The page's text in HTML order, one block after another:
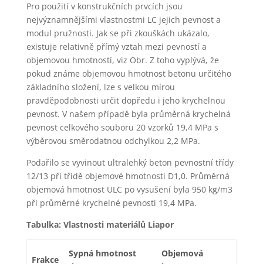
Pro použití v konstrukčních prvcích jsou
nejvýznamnějšími vlastnostmi LC jejich pevnost a
modul pružnosti. Jak se při zkouškách ukázalo,
existuje relativně přímý vztah mezi pevností a
objemovou hmotností, viz Obr. Z toho vyplývá, že
pokud známe objemovou hmotnost betonu určitého
základního složení, lze s velkou mírou
pravděpodobnosti určit dopředu i jeho krychelnou
pevnost. V našem případě byla průměrná krychelná
pevnost celkového souboru 20 vzorků 19,4 MPa s
výběrovou směrodatnou odchylkou 2,2 MPa.
Podařilo se vyvinout ultralehký beton pevnostní třídy
12/13 při třídě objemové hmotnosti D1,0. Průměrná
objemová hmotnost ULC po vysušení byla 950 kg/m3
při průměrné krychelné pevnosti 19,4 MPa.
Tabulka: Vlastnosti materiálů Liapor
Frakce
Sypná hmotnost
Objemová